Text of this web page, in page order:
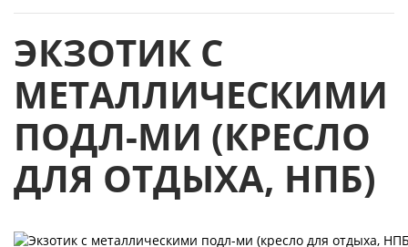
ЭКЗОТИК С
МЕТАЛЛИЧЕСКИМИ
ПОДЛ-МИ (КРЕСЛО
ДЛЯ ОТДЫХА, НПБ)